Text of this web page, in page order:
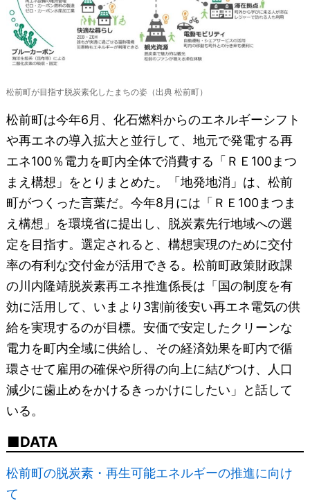
松前町が目指す脱炭素化したまちの姿（出典 松前町）
松前町は今年6月、化石燃料からのエネルギーシフト
や再エネの導入拡大と並行して、地元で発電する再
エネ100％電力を町内全体で消費する「ＲＥ100まつ
まえ構想」をとりまとめた。「地発地消」は、松前
町がつくった言葉だ。今年8月には「ＲＥ100まつま
え構想」を環境省に提出し、脱炭素先行地域への選
定を目指す。選定されると、構想実現のために交付
率の有利な交付金が活用できる。松前町政策財政課
の川内隆靖脱炭素再エネ推進係長は「国の制度を有
効に活用して、いまより3割前後安い再エネ電気の供
給を実現するのが目標。安価で安定したクリーンな
電力を町内全域に供給し、その経済効果を町内で循
環させて雇用の確保や所得の向上に結びつけ、人口
減少に歯止めをかけるきっかけにしたい」と話して
いる。
DATA
松前町の脱炭素・再生可能エネルギーの推進に向け
て